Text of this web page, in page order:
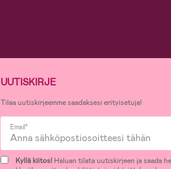
UUTISKIRJE
Tilaa uutiskirjeemme saadaksesi erityisetuja!
Email*
Kyllä kiitos!Haluan tilata uutiskirjeen ja saada